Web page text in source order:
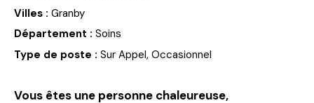
Villes : Granby
Département : Soins
Type de poste : Sur Appel, Occasionnel
Vous êtes une personne chaleureuse,